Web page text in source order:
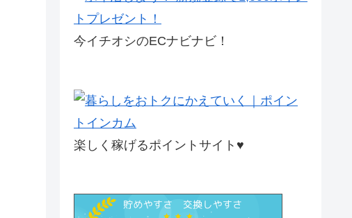
今イチオシのECナビナビ！
楽しく稼げるポイントサイト♥